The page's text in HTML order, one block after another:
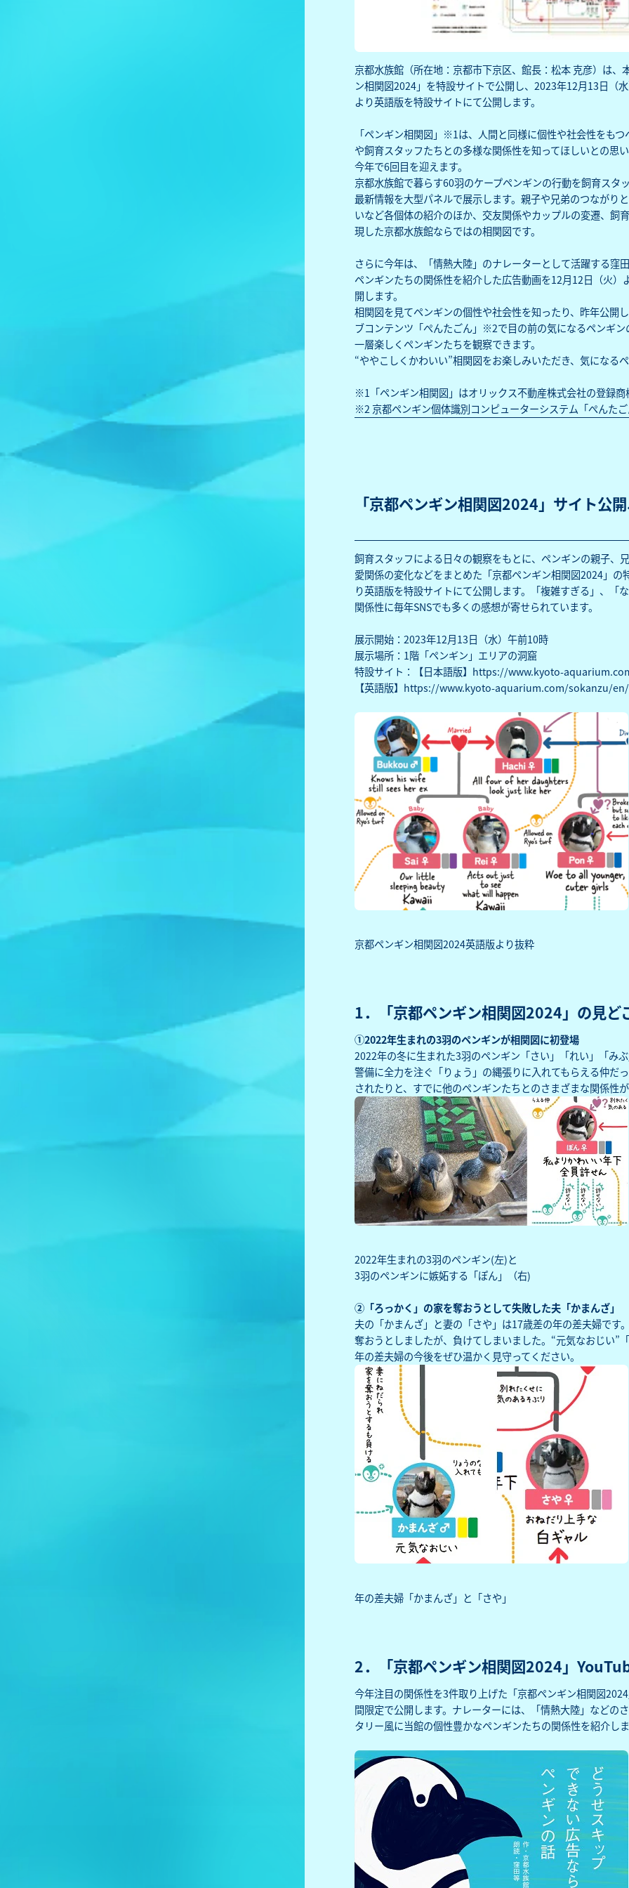
京都水族館（所在地：京都市下京区、館長：松本 克彦）は
ン相関図2024」を特設サイトで公開し、2023年12月13日（
より英語版を特設サイトにて公開します。
「ペンギン相関図」※1は、人間と同様に個性や社会性をも
や飼育スタッフたちとの多様な関係性を知ってほしいとの思
今年で6回目を迎えます。
京都水族館で暮らす60羽のケープペンギンの行動を飼育ス
最新情報を大型パネルで展示します。親子や兄弟のつながり
いなど各個体の紹介のほか、交友関係やカップルの変遷、飼
現した京都水族館ならではの相関図です。
さらに今年は、「情熱大陸」のナレーターとして活躍する窪
ペンギンたちの関係性を紹介した広告動画を12月12日（火
開します。
相関図を見てペンギンの個性や社会性を知ったり、昨年公開
ブコンテンツ「ぺんたごん」※2で目の前の気になるペンギ
一層楽しくペンギンたちを観察できます。
“ややこしくかわいい”相関図をお楽しみいただき、気になる
※1「ペンギン相関図」はオリックス不動産株式会社の登録商
※2 京都ペンギン個体識別コンピューターシステム「ぺんたご
「京都ペンギン相関図2024」サイト公
飼育スタッフによる日々の観察をもとに、ペンギンの親子、
愛関係の変化などをまとめた「京都ペンギン相関図2024」
り英語版を特設サイトにて公開します。「複雑すぎる」、「
関係性に毎年SNSでも多くの感想が寄せられています。
展示開始：2023年12月13日（水）午前10時
展示場所：1階「ペンギン」エリアの洞窟
特設サイト：【日本語版】 https://www.kyoto-
【英語版】 https://www.kyoto-aquarium.com/sokanzu/
京都ペンギン相関図2024英語版より抜粋
1．「京都ペンギン相関図2024」の見ど
①2022年生まれの3羽のペンギンが相関図に初登場
2022年の冬に生まれた3羽のペンギン「さい」「れい」「み
警備に全力を注ぐ「りょう」の縄張りに入れてもらえる仲だ
されたりと、すでに他のペンギンたちとのさまざまな関係性
2022年生まれの3羽のペンギン(左)と
3羽のペンギンに嫉妬する「ぽん」（右)
②「ろっかく」の家を奪おうとして失敗した夫「かまんざ」
夫の「かまんざ」と妻の「さや」は17歳差の年の差夫婦で
奪おうとしましたが、負けてしまいました。“元気なおじい”
年の差夫婦の今後をぜひ温かく見守ってください。
年の差夫婦「かまんざ」と「さや」
2．「京都ペンギン相関図2024」
今年注目の関係性を3件取り上げた「京都ペンギン相関図
間限定で公開します。ナレーターには、「情熱大陸」などの
タリー風に当館の個性豊かなペンギンたちの関係性を紹介しま